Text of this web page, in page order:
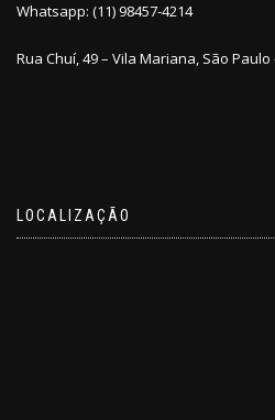
Whatsapp: (11) 98457-4214
Rua Chuí, 49 – Vila Mariana, São Paulo
LOCALIZAÇÃO